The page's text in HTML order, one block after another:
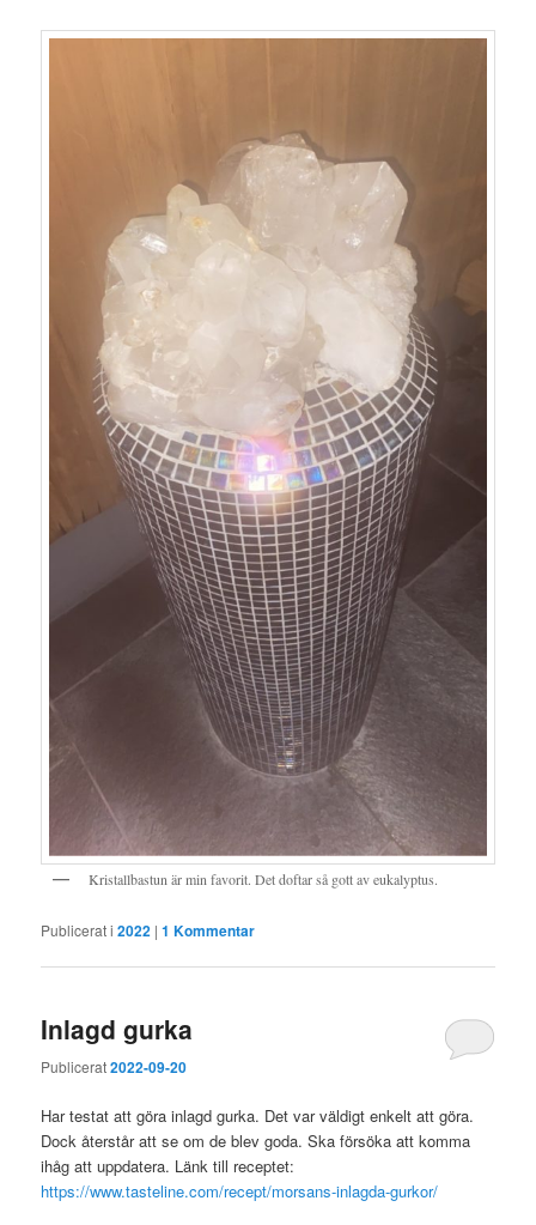
Kristallbastun är min favorit. Det doftar så gott av eukalyptus.
Publicerat i 2022 |1 Kommentar
Inlagd gurka
Publicerat2022-09-20
Har testat att göra inlagd gurka. Det var väldigt enkelt att göra.
Dock återstår att se om de blev goda. Ska försöka att komma
ihåg att uppdatera. Länk till receptet:
https://www.tasteline.com/recept/morsans-inlagda-gurkor/